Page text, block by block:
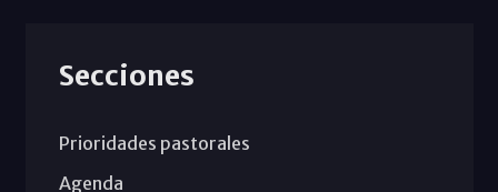
Secciones
Prioridades pastorales
Agenda